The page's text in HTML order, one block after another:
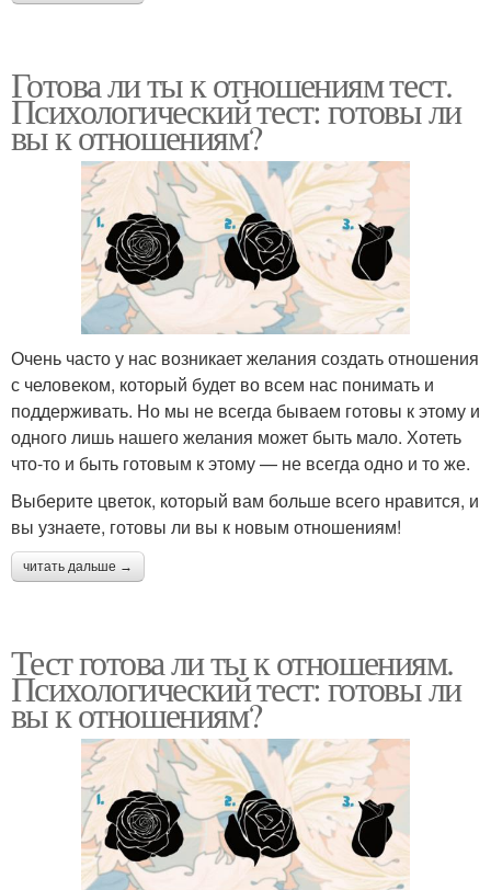
Готова ли ты к отношениям тест.
Психологический тест: готовы ли
вы к отношениям?
Очень часто у нас возникает желания создать отношения
с человеком, который будет во всем нас понимать и
поддерживать. Но мы не всегда бываем готовы к этому и
одного лишь нашего желания может быть мало. Хотеть
что-то и быть готовым к этому — не всегда одно и то же.
Выберите цветок, который вам больше всего нравится, и
вы узнаете, готовы ли вы к новым отношениям!
читать дальше →
Тест готова ли ты к отношениям.
Психологический тест: готовы ли
вы к отношениям?